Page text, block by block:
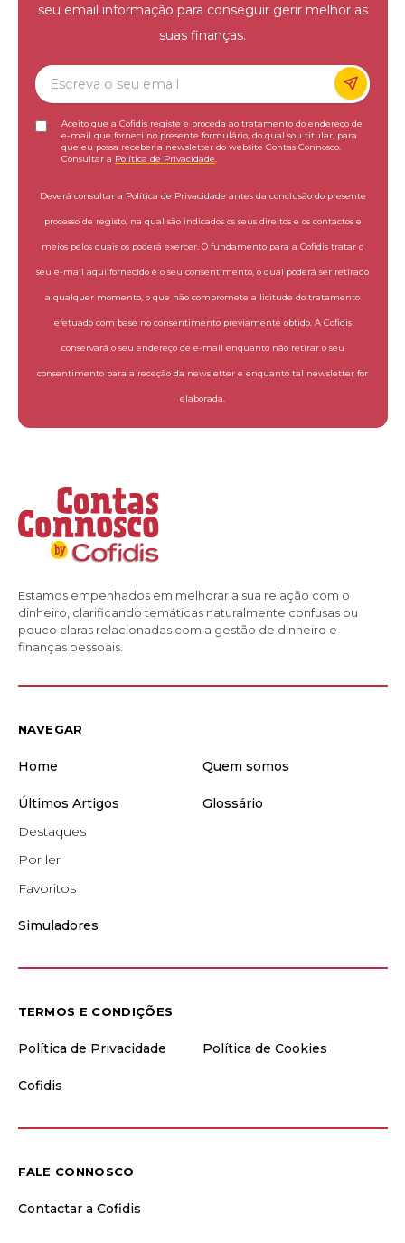
seu email informação para conseguir gerir melhor as
suas finanças.
Aceito que a Cofidis registe e proceda ao tratamento do endereço de
e-mail que forneci no presente formulário, do qual sou titular, para
que eu possa receber a newsletter do website Contas Connosco.
Consultar a Política de Privacidade
Deverá consultar a Política de Privacidade antes da conclusão do presente
processo de registo, na qual são indicados os seus direitos e os contactos e
meios pelos quais os poderá exercer. O fundamento para a Cofidis tratar o
seu e-mail aqui fornecido é o seu consentimento, o qual poderá ser retirado
a qualquer momento, o que não compromete a licitude do tratamento
efetuado com base no consentimento previamente obtido. A Cofidis
conservará o seu endereço de e-mail enquanto não retirar o seu
consentimento para a receção da newsletter e enquanto tal newsletter for
elaborada.
Estamos empenhados em melhorar a sua relação com o
dinheiro, clarificando temáticas naturalmente confusas ou
pouco claras relacionadas com a gestão de dinheiro e
finanças pessoais.
NAVEGAR
Home Quem somos
Últimos Artigos
Destaques
Por ler
Favoritos
Glossário
Simuladores
TERMOS E CONDIÇÕES
Política de Privacidade Política de Cookies
Cofidis
FALE CONNOSCO
Contactar a Cofidis